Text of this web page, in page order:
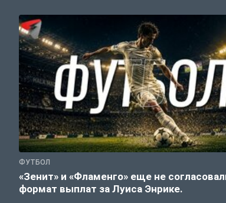
ФУТБОЛ
«Зенит» и «Фламенго» еще не
формат выплат за Луиса Энрике.